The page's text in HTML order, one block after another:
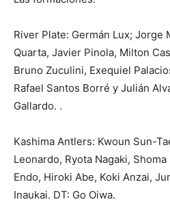
River Plate: Germán Lux; Jorge
Quarta, Javier Pinola, Milton
Bruno Zuculini, Exequiel
Rafael Santos Borré y Julián
Gallardo. .
Kashima Antlers: Kwoun Sun-
Leonardo, Ryota Nagaki,
Endo, Hiroki Abe, Koki Anzai,
Inaukai. DT: Go Oiwa.